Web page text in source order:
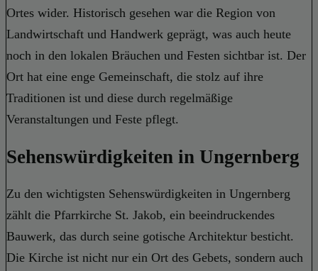
Ortes wider. Historisch gesehen war die Region von
Landwirtschaft und Handwerk geprägt, was auch heute
noch in den lokalen Bräuchen und Festen sichtbar ist. Der
Ort hat eine enge Gemeinschaft, die stolz auf ihre
Traditionen ist und diese durch regelmäßige
Veranstaltungen und Feste pflegt.
Sehenswürdigkeiten in Ungernberg
Zu den wichtigsten Sehenswürdigkeiten in Ungernberg
zählt die Pfarrkirche St. Jakob, ein beeindruckendes
Bauwerk, das durch seine gotische Architektur besticht.
Die Kirche ist nicht nur ein Ort des Gebets, sondern auch